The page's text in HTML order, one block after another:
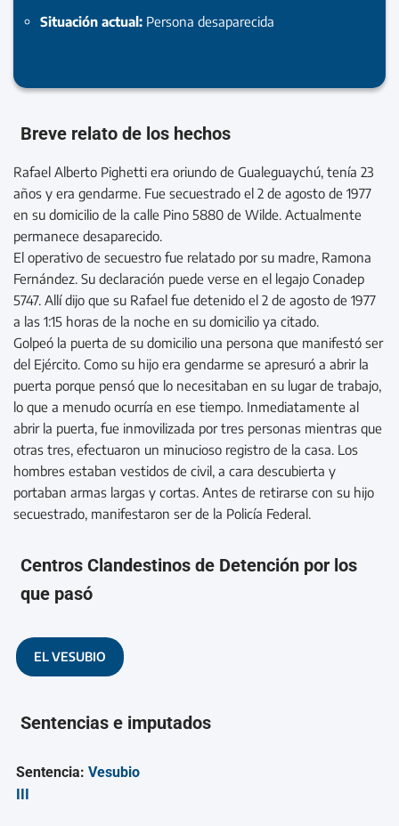
Situación actual: Persona desaparecida
Breve relato de los hechos
Rafael Alberto Pighetti era oriundo de Gualeguaychú, tenía 23
años y era gendarme. Fue secuestrado el 2 de agosto de 1977
en su domicilio de la calle Pino 5880 de Wilde. Actualmente
permanece desaparecido.
El operativo de secuestro fue relatado por su madre, Ramona
Fernández. Su declaración puede verse en el legajo Conadep
5747. Allí dijo que su Rafael fue detenido el 2 de agosto de 1977
a las 1:15 horas de la noche en su domicilio ya citado.
Golpeó la puerta de su domicilio una persona que manifestó ser
del Ejército. Como su hijo era gendarme se apresuró a abrir la
puerta porque pensó que lo necesitaban en su lugar de trabajo,
lo que a menudo ocurría en ese tiempo. Inmediatamente al
abrir la puerta, fue inmovilizada por tres personas mientras que
otras tres, efectuaron un minucioso registro de la casa. Los
hombres estaban vestidos de civil, a cara descubierta y
portaban armas largas y cortas. Antes de retirarse con su hijo
secuestrado, manifestaron ser de la Policía Federal.
Centros Clandestinos de Detención por los
que pasó
EL VESUBIO
Sentencias e imputados
Sentencia:Vesubio
III